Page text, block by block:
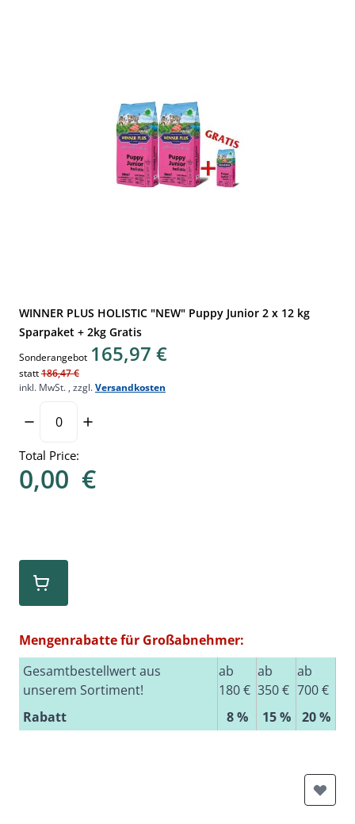
WINNER PLUS HOLISTIC "NEW" Puppy Junior 2 x 12 kg
Sparpaket + 2kg Gratis
Sonderangebot 165,97 €
statt186,47 €
inkl. MwSt. , zzgl.Versandkosten
Total Price:
0,00 €
Mengenrabatte für Großabnehmer:
Gesamtbestellwert aus
unserem Sortiment!
ab
180 €
ab
350 €
ab
700 €
Rabatt
8 % 15 % 20 %